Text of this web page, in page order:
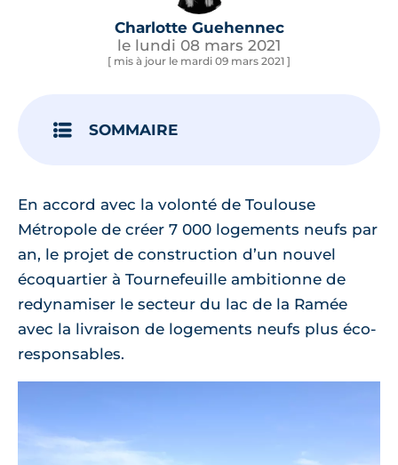
Charlotte Guehennec
le lundi 08 mars 2021
[ mis à jour le mardi 09 mars 2021 ]
SOMMAIRE
En accord avec la volonté de Toulouse
Métropole de créer 7 000 logements neufs par
an, le projet de construction d’un nouvel
écoquartier à Tournefeuille ambitionne de
redynamiser le secteur du lac de la Ramée
avec la livraison de logements neufs plus éco-
responsables.